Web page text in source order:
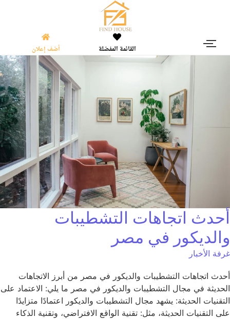
القائمة المفضلة أضف إعلان
أحدث اتجاهات التشطيبات
والديكور في مصر
غرفة الأخبار
أحدث اتجاهات التشطيبات والديكور في مصر من أبرز الاتجاهات
الحديثة في مجال التشطيبات والديكور في مصر ما يلي: الاعتماد على
التقنيات الحديثة: يشهد مجال التشطيبات والديكور اعتمادًا متزايدًا
على التقنيات الحديثة، مثل: تقنية الواقع الافتراضي، وتقنية الذكاء